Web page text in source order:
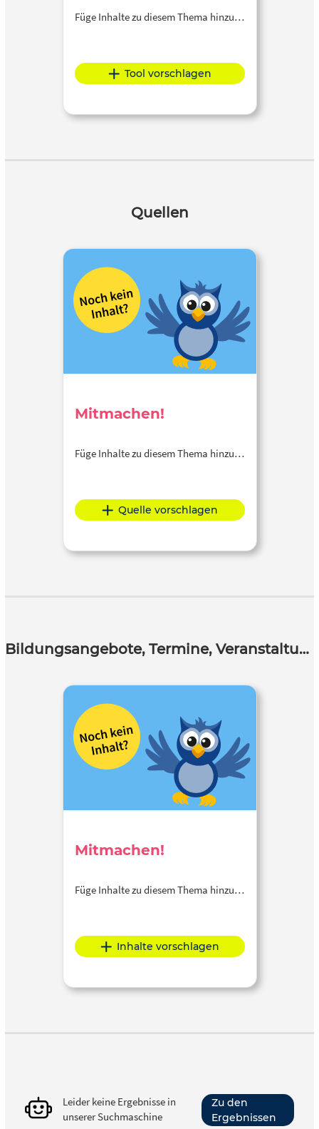
Füge Inhalte zu diesem Thema hinzu…
Tool vorschlagen
Quellen
Mitmachen!
Füge Inhalte zu diesem Thema hinzu…
Quelle vorschlagen
Bildungsangebote, Termine, Veranstaltungen
Mitmachen!
Füge Inhalte zu diesem Thema hinzu…
Inhalte vorschlagen
Leider keine Ergebnisse in
unserer Suchmaschine
Zu den
Ergebnissen